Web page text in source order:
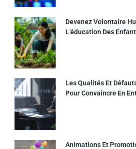
Devenez Volontaire
L’éducation Des
Les Qualités Et
Pour Convaincre En
Animations Et